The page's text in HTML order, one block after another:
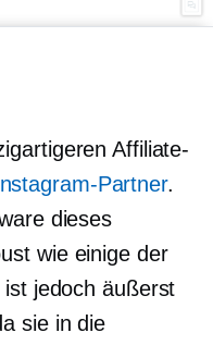
Affiliate-
Partner.
dieses
wie einige der
jedoch äußerst
sie in die